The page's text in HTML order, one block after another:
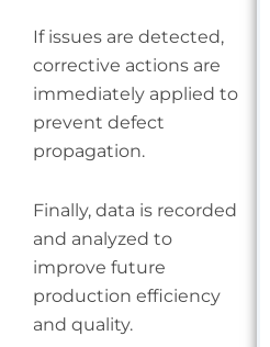
If issues are detected,
corrective actions are
immediately applied to
prevent defect
propagation.
Finally, data is recorded
and analyzed to
improve future
production efficiency
and quality.